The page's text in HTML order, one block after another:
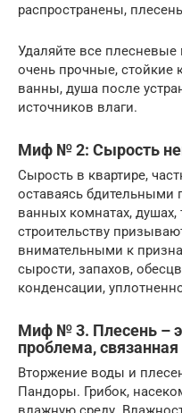
распространены,
Удаляйте все
очень прочные, стойкие
ванны, душа после
источников влаги.
Миф № 2: Сырость
Сырость в квартире,
оставаясь бдительными
ванных комнатах, душах,
строительству
внимательными к
сырости, запахов,
конденсации,
Миф № 3. Плесень –
проблема,
Вторжение воды и
Пандоры. Грибок,